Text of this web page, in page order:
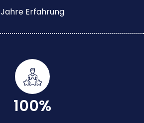
Jahre Erfahrung
100%